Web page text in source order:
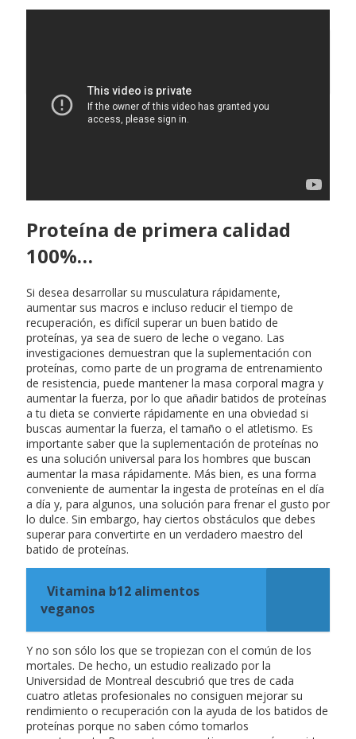
Proteína de primera calidad
100%…
Si desea desarrollar su musculatura rápidamente,
aumentar sus macros e incluso reducir el tiempo de
recuperación, es difícil superar un buen batido de
proteínas, ya sea de suero de leche o vegano. Las
investigaciones demuestran que la suplementación con
proteínas, como parte de un programa de entrenamiento
de resistencia, puede mantener la masa corporal magra y
aumentar la fuerza, por lo que añadir batidos de proteínas
a tu dieta se convierte rápidamente en una obviedad si
buscas aumentar la fuerza, el tamaño o el atletismo. Es
importante saber que la suplementación de proteínas no
es una solución universal para los hombres que buscan
aumentar la masa rápidamente. Más bien, es una forma
conveniente de aumentar la ingesta de proteínas en el día
a día y, para algunos, una solución para frenar el gusto por
lo dulce. Sin embargo, hay ciertos obstáculos que debes
superar para convertirte en un verdadero maestro del
batido de proteínas.
Vitamina b12 alimentos
veganos
Y no son sólo los que se tropiezan con el común de los
mortales. De hecho, un estudio realizado por la
Universidad de Montreal descubrió que tres de cada
cuatro atletas profesionales no consiguen mejorar su
rendimiento o recuperación con la ayuda de los batidos de
proteínas porque no saben cómo tomarlos